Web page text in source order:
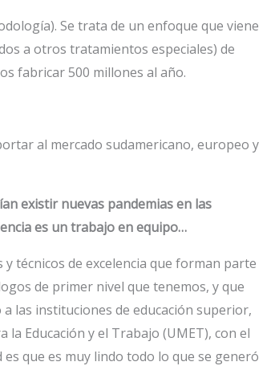
Se trata de un enfoque que viene
a otros tratamientos especiales) de
fabricar 500 millones al año.
al mercado sudamericano, europeo y
existir nuevas pandemias en las
es un trabajo en equipo…
técnicos de excelencia que forman parte
de primer nivel que tenemos, y que
las instituciones de educación superior,
Educación y el Trabajo (UMET), con el
que es muy lindo todo lo que se generó